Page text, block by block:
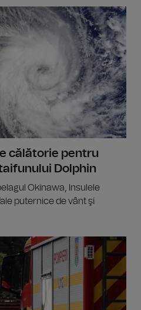
călătorie pentru
Dolphin
Okinawa, Insulele
puternice de vânt şi